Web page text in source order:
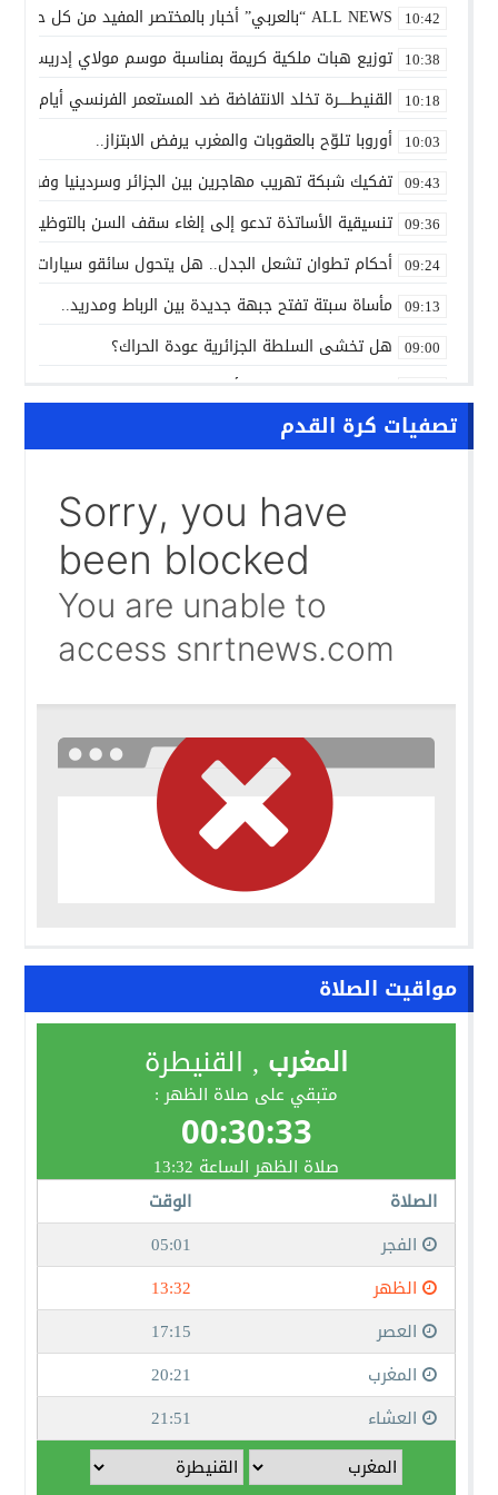
10:42 ALL NEWS “بالعربي” أخبار بالمختصر المفيد من كل حدب وصوب
10:38 توزيع هبات ملكية كريمة بمناسبة موسم مولاي إدريس
10:18 القنيطـــــرة تخلد الانتفاضة ضد المستعمر الفرنسي أيام 7 و8 و9 غشت 1954.
10:03 أوروبا تلوّح بالعقوبات والمغرب يرفض الابتزاز..
09:43 تفكيك شبكة تهريب مهاجرين بين الجزائر وسردينيا وفرنسا
09:36 تنسيقية الأساتذة تدعو إلى إلغاء سقف السن بالتوظيف
09:24 أحكام تطوان تشعل الجدل.. هل يتحول سائقو سيارات
09:13 مأساة سبتة تفتح جبهة جديدة بين الرباط ومدريد..
09:00 هل تخشى السلطة الجزائرية عودة الحراك؟
10:13 الاتفاق الفلاحي المغربي الأوروبي يدخل مرحلة الحسم..
حرب الظل الرقمية.. اتهامات للجزائر بتسخير جيوش
واشنطن تفتح ملف المينورسو من العيون..
غضب تونسي في وجه تبون.. رسالة نارية ترفض «الوصاية
تصفيات كرة القدم
مواقيت الصلاة